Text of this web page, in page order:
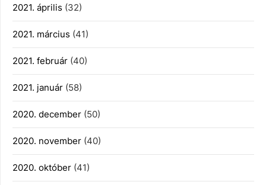
2021. április (32)
2021. március (41)
2021. február (40)
2021. január (58)
2020. december (50)
2020. november (40)
2020. október (41)